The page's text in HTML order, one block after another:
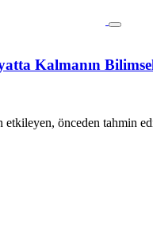
Kalmanın
etkileyen, önceden tahmin